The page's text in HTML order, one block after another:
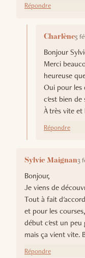
Répondre
Charlène5
Bonjour
Merci
heureuse
Oui pour les
c'est bien
À très vite et
Répondre
Sylvie Maignan3
Bonjour,
Je viens de
Tout à fait
et pour les
début c'est un peu
mais ça vient vite.
Répondre